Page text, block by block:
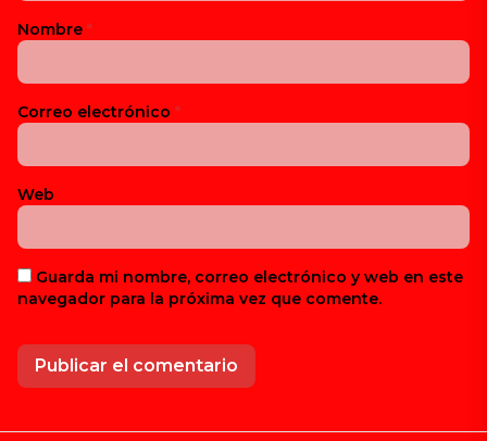
Nombre *
Correo electrónico *
Web
Guarda mi nombre, correo electrónico y web en este
navegador para la próxima vez que comente.